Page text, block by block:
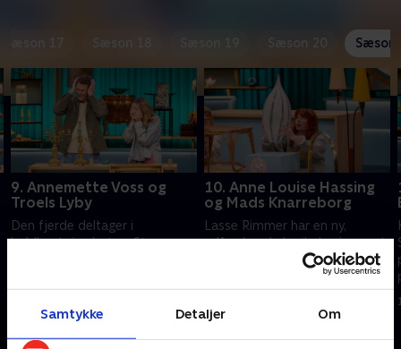
Samtykke Detaljer Om
Sæson 17 Sæson 18 Sæson 20 Sæson
9. Annemette Voss og
Troels Lyby
Den fjerde deltager i
holdkaptajn-dysten, Steen
krejlerstøtte fra Annemette
Voss og Troels Lyby.
10. Anne Louise Hassing
og Mads Knarreborg
Lasse Rimmer har en ny,
udfordrende krejlerleg i ærmet.
Spørgsmålet er bare, om Anne
Louise Hassing og Mads
Knarreborg kan finde nålen i
høstakken?